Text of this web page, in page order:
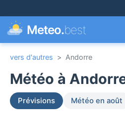
Meteo.best
vers d'autres > Andorre
Météo à
Prévisions Météo en août